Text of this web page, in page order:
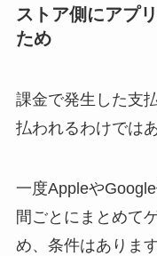
ストア側にアプ
ため
課金で発生した支
払われるわけでは
一度Appleや
間ごとにまとめて
め、条件はありま